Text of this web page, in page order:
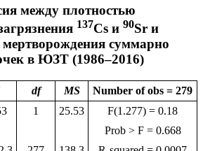
между плотностью
137Cs и 90Sr и
суммарно
в ЮЗТ (1986–2016)
df MS
Number of obs = 279
1 25.53
F(1.277) = 0.18
Prob > F = 0.668